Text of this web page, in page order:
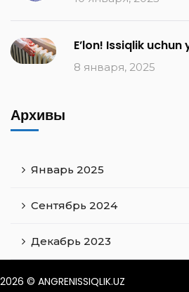
E’lon! Issiqlik
8 января, 2025
Архивы
Январь 2025
Сентябрь 2024
Декабрь 2023
2026 © ANGRENISSIQLIK.UZ